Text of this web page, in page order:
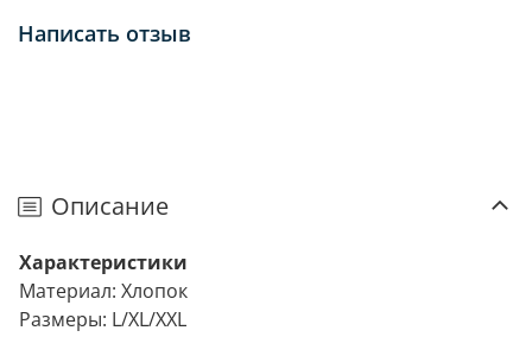
Написать отзыв
Описание
Характеристики
Материал: Хлопок
Размеры: L/XL/XXL